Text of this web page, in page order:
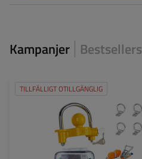
Kampanjer Bestsellers
TILLFÄLLIGT OTILLGÄNGLIG